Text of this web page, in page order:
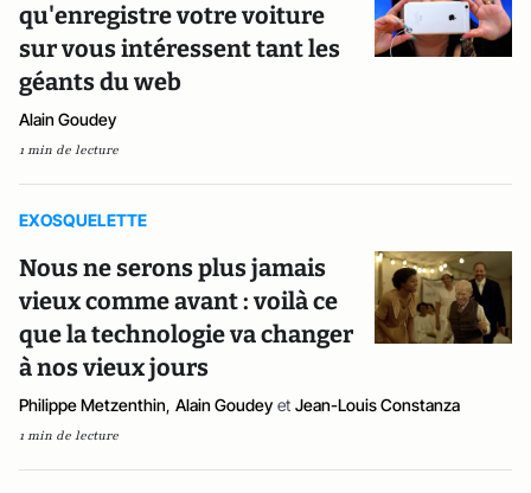
qu'enregistre votre voiture
sur vous intéressent tant les
géants du web
Alain Goudey
1 min de lecture
EXOSQUELETTE
Nous ne serons plus jamais
vieux comme avant : voilà ce
que la technologie va changer
à nos vieux jours
Philippe Metzenthin, Alain Goudey et Jean-Louis Constanza
1 min de lecture